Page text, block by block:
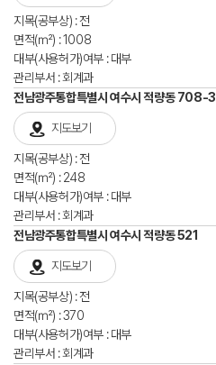
지목(공부상) : 전
면적(㎡) : 1008
대부(사용허가)여부 : 대부
관리부서 : 회계과
전남광주통합특별시 여수시 적량동 708-3
지도보기
지목(공부상) : 전
면적(㎡) : 248
대부(사용허가)여부 : 대부
관리부서 : 회계과
전남광주통합특별시 여수시 적량동 521
지도보기
지목(공부상) : 전
면적(㎡) : 370
대부(사용허가)여부 : 대부
관리부서 : 회계과